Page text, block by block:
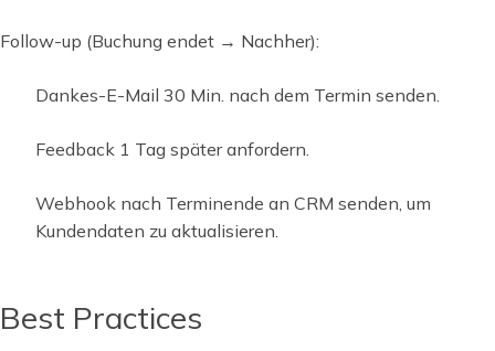
Follow-up (Buchung endet → Nachher):
Dankes-E-Mail 30 Min. nach dem Termin senden.
Feedback 1 Tag später anfordern.
Webhook nach Terminende an CRM senden, um
Kundendaten zu aktualisieren.
Best Practices